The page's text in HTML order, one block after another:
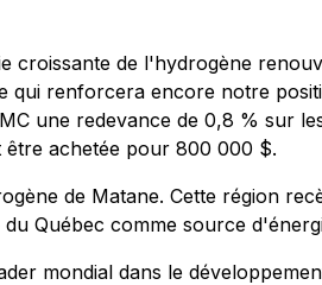
de l'hydrogène
renforcera encore notre
une redevance de 0,8 % sur
achetée pour 800 000 $.
de Matane. Cette région
Québec comme source
mondial dans le